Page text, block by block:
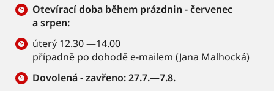
Otevírací doba během prázdnin - červenec
a srpen:
úterý 12.30 —14.00
případně po dohodě e-mailem (Jana Malhocká)
Dovolená - zavřeno: 27.7.—7.8.